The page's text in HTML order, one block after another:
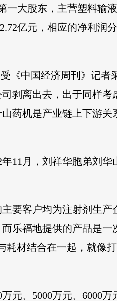
一大股东，主营塑料输
亿元，相应的净利润
《中国经济周刊》记者
剥离出去，出于同样考
药机是产业链上下游关
11月，刘祥华胞弟刘华
要客户均为注射剂生产
乐福地提供的产品是一
耗材结合在一起，就像
元、5000万元、6000万